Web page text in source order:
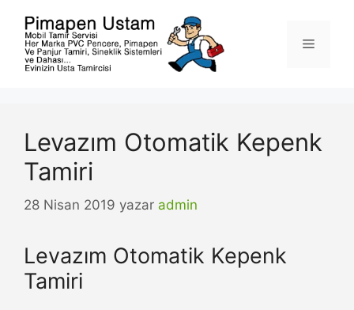
Menü
Levazım Otomatik Kepenk
Tamiri
28 Nisan 2019 yazar admin
Levazım Otomatik Kepenk
Tamiri